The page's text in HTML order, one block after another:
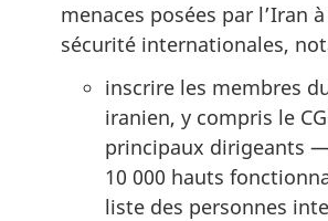
menaces posées par l’Iran
sécurité internationales,
inscrire les membres
iranien, y compris le
principaux dirigeants
10 000 hauts
liste des personnes